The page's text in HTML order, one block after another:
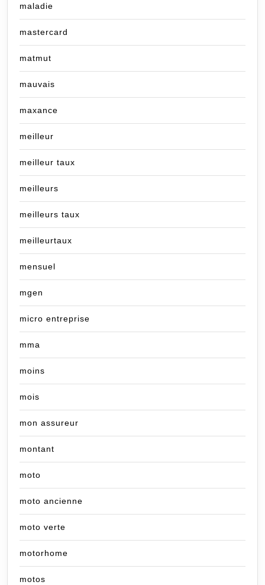
maladie
mastercard
matmut
mauvais
maxance
meilleur
meilleur taux
meilleurs
meilleurs taux
meilleurtaux
mensuel
mgen
micro entreprise
mma
moins
mois
mon assureur
montant
moto
moto ancienne
moto verte
motorhome
motos